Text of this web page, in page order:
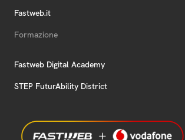
Fastweb.it
Formazione
Fastweb Digital Academy
STEP FuturAbility District